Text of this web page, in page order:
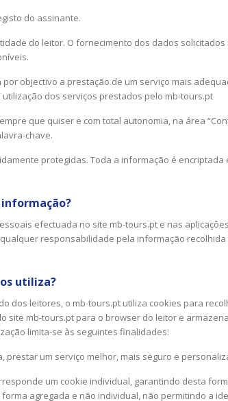
do assinante.
do leitor. O fornecimento dos dados
objectivo a prestação de um serviço mais
dos serviços prestados pelo mb-tours.pt
que quiser e com total autonomia, na área
chave.
protegidas. Toda a informação é encriptada
efectuada no site mb-tours.pt e nas
responsabilidade pela informação
utiliza?
dos leitores, o mb-tours.pt utiliza cookies para
mb-tours.pt para o browser do leitor e
limita-se às seguintes finalidades:
um serviço melhor, mais seguro e
um cookie individual, garantindo desta
agregada e não individual, não permitindo a